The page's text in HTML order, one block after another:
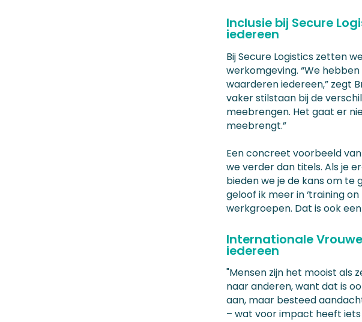
Inclusie bij Secure
iedereen
Bij Secure Logistics zetten
werkomgeving. “We
waarderen iedereen,” zegt
vaker stilstaan bij de
meebrengen. Het gaat er
meebrengt.”
Een concreet voorbeeld van
we verder dan titels. Als je
bieden we je de kans om te
geloof ik meer in ‘training
werkgroepen. Dat is ook
Internationale
iedereen
"Mensen zijn het mooist als
naar anderen, want dat is
aan, maar besteed
– wat voor impact heeft